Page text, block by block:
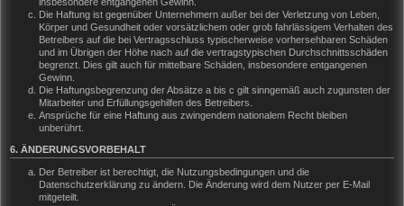
Die Haftung ist gegenüber Unternehmern außer bei der Verletzung von Leben,
Körper und Gesundheit oder vorsätzlichem oder grob fahrlässigem Verhalten des
Betreibers auf die bei Vertragsschluss typischerweise vorhersehbaren Schäden
und im Übrigen der Höhe nach auf die vertragstypischen Durchschnittsschäden
begrenzt. Dies gilt auch für mittelbare Schäden, insbesondere entgangenen
Gewinn.
Die Haftungsbegrenzung der Absätze a bis c gilt sinngemäß auch zugunsten der
Mitarbeiter und Erfüllungsgehilfen des Betreibers.
Ansprüche für eine Haftung aus zwingendem nationalem Recht bleiben
unberührt.
6. ÄNDERUNGSVORBEHALT
Der Betreiber ist berechtigt, die Nutzungsbedingungen und die
Datenschutzerklärung zu ändern. Die Änderung wird dem Nutzer per E-Mail
mitgeteilt.